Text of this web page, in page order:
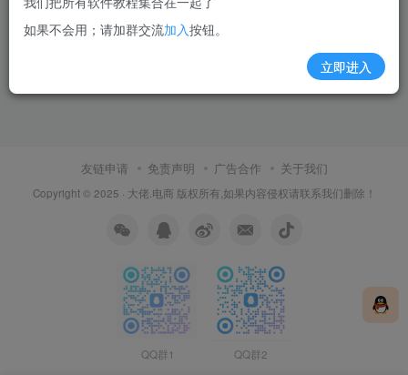
友链申请 免责声明 广告合作 关于我们
Copyright © 2025 · 大佬.电商 版权所有,如果内容侵权请联系我们删除！
QQ群1 QQ群2
如果不会用；请加群交流加入按钮。
立即进入